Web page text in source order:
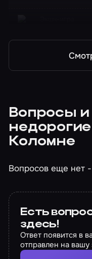
Вопросы и
Коломне
Вопросов еще нет
Есть
здесь!
Ответ появится в
отправлен на